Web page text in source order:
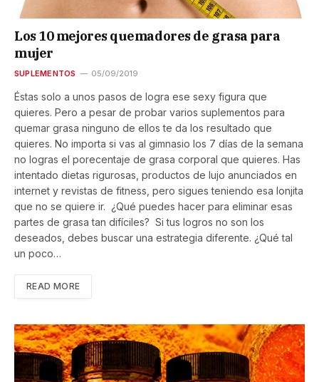
Los 10 mejores quemadores de grasa para
mujer
SUPLEMENTOS 05/09/2019
Éstas solo a unos pasos de logra ese sexy figura que
quieres. Pero a pesar de probar varios suplementos para
quemar grasa ninguno de ellos te da los resultado que
quieres. No importa si vas al gimnasio los 7 días de la semana
no logras el porecentaje de grasa corporal que quieres. Has
intentado dietas rigurosas, productos de lujo anunciados en
internet y revistas de fitness, pero sigues teniendo esa lonjita
que no se quiere ir. ¿Qué puedes hacer para eliminar esas
partes de grasa tan difíciles? Si tus logros no son los
deseados, debes buscar una estrategia diferente. ¿Qué tal
un poco…
READ MORE